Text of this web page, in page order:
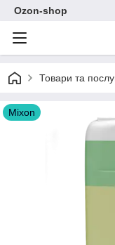
Ozon-shop
Товари та
Mixon